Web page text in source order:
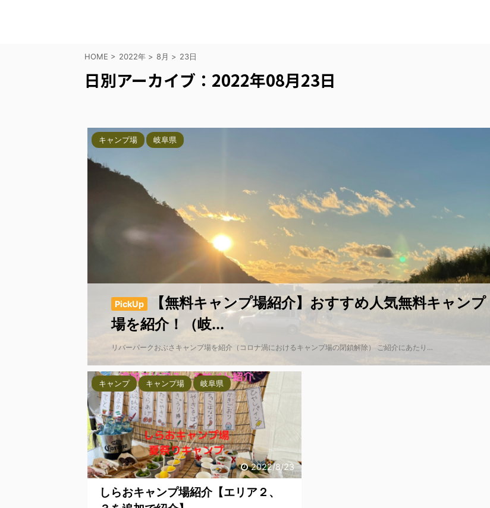
HOME > 2022年 > 8月 > 23日
日別アーカイブ：2022年08月23日
キャンプ場 岐阜県
PickUp
【無料キャンプ場紹介】おすすめ人気無料キャンプ
場を紹介！（岐...
リバーパークおぶさキャンプ場を紹介（コロナ渦におけるキャンプ場の閉鎖解除） ご紹介にあたり…
2022/8/23
キャンプ キャンプ場 岐阜県
しらおキャンプ場紹介【エリア２、